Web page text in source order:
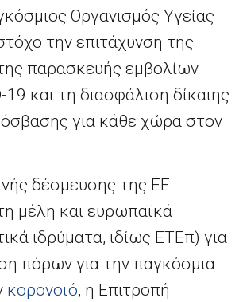
Οργανισμός Υγείας
την επιτάχυνση της
παρασκευής εμβολίων
-19 και τη διασφάλιση δίκαιης
για κάθε χώρα στον
δέσμευσης της ΕΕ
μέλη και ευρωπαϊκά
ιδρύματα, ιδίως ΕΤΕπ) για
πόρων για την παγκόσμια
κορονοϊό, η Επιτροπή